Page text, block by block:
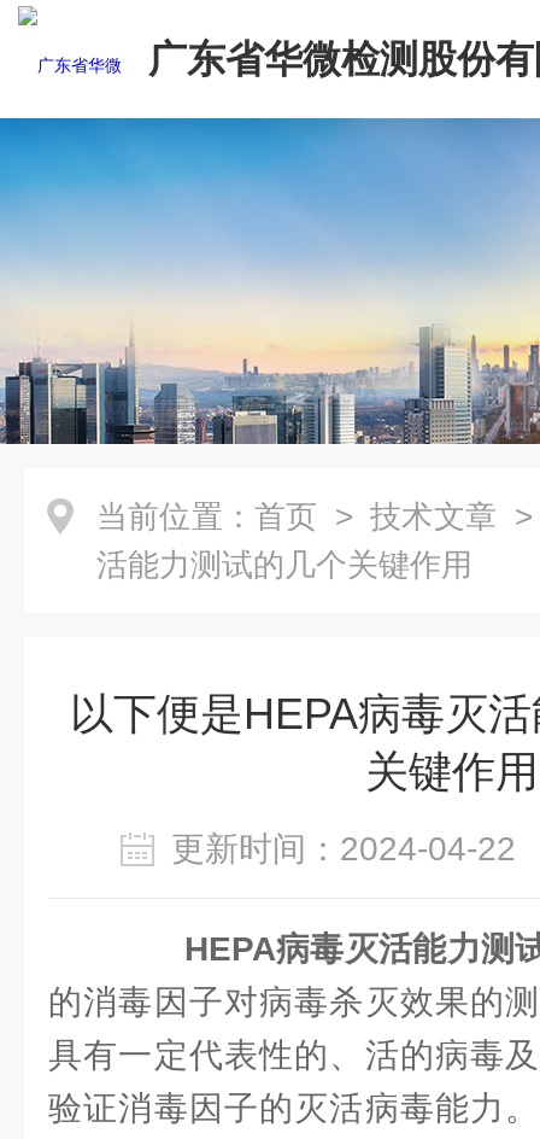
广东省华微检测股份
当前位置： 首页 > 技术文章
活能力测试的几个关键作用
以下便是HEPA病毒灭
关键作用
更新时间：2024-04-
HEPA病毒灭活能力测
的消毒因子对病毒杀灭效果的
具有一定代表性的、活的病毒
验证消毒因子的灭活病毒能力